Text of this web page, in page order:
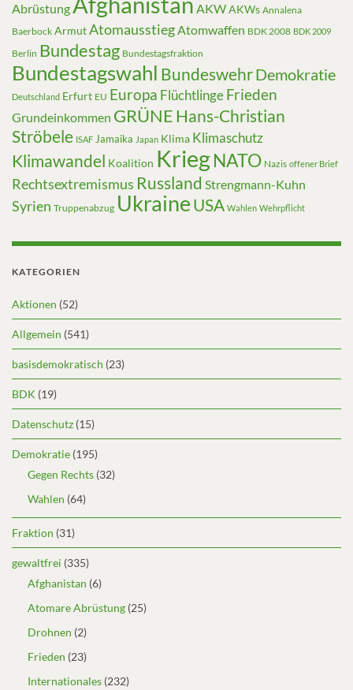
Abrüstung AKWAKWs Annalena
Baerbock ArmutAtomausstiegAtomwaffen BDK 2008 BDK 2009
Berlin Bundestag Bundestagsfraktion
Bundestagswahl BundeswehrDemokratie
Deutschland Erfurt EU Europa FlüchtlingeFrieden
Grundeinkommen GRÜNE Hans-Christian
Ströbele ISAF Jamaika Japan Klima Klimaschutz
Klimawandel Koalition KriegNATO Nazis offener Brief
Rechtsextremismus Russland Strengmann-Kuhn
Syrien Truppenabzug UkraineUSA Wahlen Wehrpflicht
KATEGORIEN
Aktionen (52)
Allgemein (541)
basisdemokratisch (23)
BDK (19)
Datenschutz (15)
Demokratie (195)
Gegen Rechts (32)
Wahlen (64)
Fraktion (31)
gewaltfrei (335)
Afghanistan (6)
Atomare Abrüstung (25)
Drohnen (2)
Frieden (23)
Internationales (232)